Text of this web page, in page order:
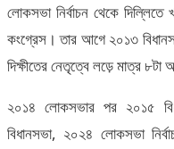
লোকসভা নির্বাচন থেকে
কংগ্রেস। তার আগে ২০১৩
দিক্ষীতের নেতৃত্বে লড়ে মাত্র
২০১৪ লোকসভার পর ২০১৫
বিধানসভা, ২০২৪ লোকসভা